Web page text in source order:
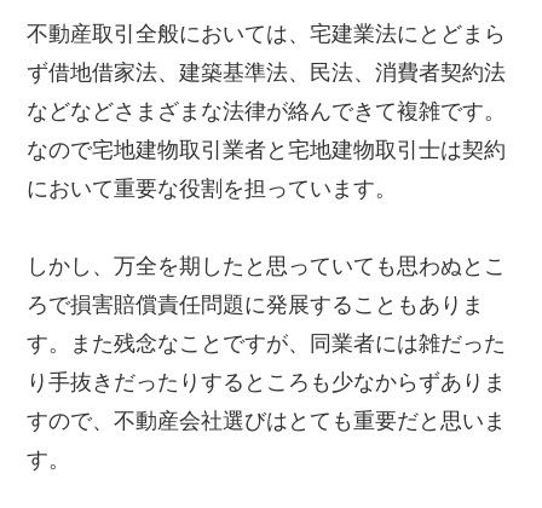
不動産取引全般においては、宅建業法にとどまら
ず借地借家法、建築基準法、民法、消費者契約法
などなどさまざまな法律が絡んできて複雑です。
なので宅地建物取引業者と宅地建物取引士は契約
において重要な役割を担っています。
しかし、万全を期したと思っていても思わぬとこ
ろで損害賠償責任問題に発展することもありま
す。また残念なことですが、同業者には雑だった
り手抜きだったりするところも少なからずありま
すので、不動産会社選びはとても重要だと思いま
す。